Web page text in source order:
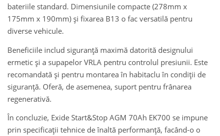
bateriile standard. Dimensiunile compacte (278mm x
175mm x 190mm) și fixarea B13 o fac versatilă pentru
diverse vehicule.
Beneficiile includ siguranță maximă datorită designului
ermetic și a supapelor VRLA pentru controlul presiunii. Este
recomandată și pentru montarea în habitaclu în condiții de
siguranță. Oferă, de asemenea, suport pentru frânarea
regenerativă.
În concluzie, Exide Start&Stop AGM 70Ah EK700 se impune
prin specificații tehnice de înaltă performanță, facând-o o